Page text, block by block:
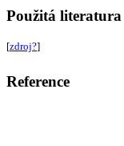
Použitá literatura
[zdroj?]
Reference